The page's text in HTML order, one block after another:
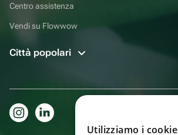
Centro assistenza
Vendi su Flowwow
Città popolari
Utilizziamo i cookie